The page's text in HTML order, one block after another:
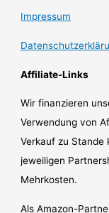
Impressum
Affiliate-Links
Wir finanzieren
Verwendung von
Verkauf zu Stande
jeweiligen
Mehrkosten.
Als Amazon-